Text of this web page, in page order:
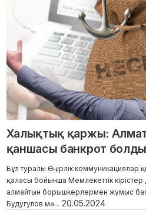
Халықтық қаржы:
қаншасы банкрот
Бұл туралы Өңірлік коммуникациялар
қаласы бойынша Мемлекеттік кірістер
алмайтын борышкерлермен жұмыс
Будугулов мә... 20.05.2024